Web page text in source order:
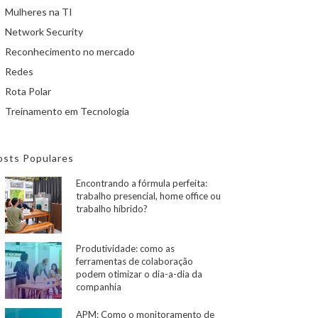
Mulheres na TI
Network Security
Reconhecimento no mercado
Redes
Rota Polar
Treinamento em Tecnologia
Populares
Encontrando a fórmula perfeita:
trabalho presencial, home office ou
trabalho híbrido?
Produtividade: como as
ferramentas de colaboração
podem otimizar o dia-a-dia da
companhia
APM: Como o monitoramento de